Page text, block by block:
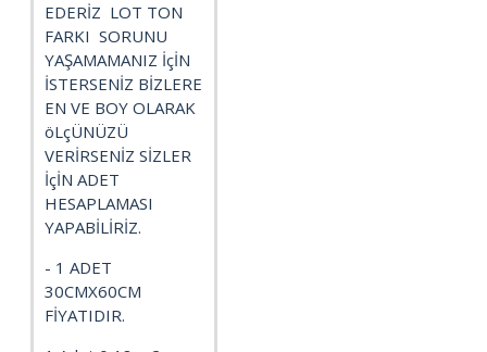
EDERİZ LOT TON
FARKI SORUNU
YAŞAMAMANIZ İçİN
İSTERSENİZ BİZLERE
EN VE BOY OLARAK
öLçÜNÜZÜ
VERİRSENİZ SİZLER
İçİN ADET
HESAPLAMASI
YAPABİLİRİZ.
- 1 ADET
30CMX60CM
FİYATIDIR.